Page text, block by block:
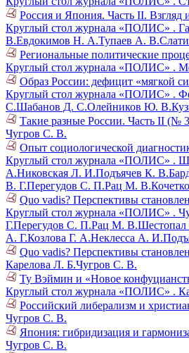
Россия и Япония. Часть II. Взгляд
Круглый стол журнала «ПОЛИС» .
В.Евдокимов Н. А.Тупаев А. В.
Региональные политические
Круглый стол журнала «ПОЛИС» .
Образ России: дефицит «мягкой
Круглый стол журнала «ПОЛИС» .
С.Шабанов Д. С.Олейников Ю. В.
Такие разные России. Часть II (№
Чугров С. В.
Опыт социологической
Круглый стол журнала «ПОЛИС» .
А.Никовская Л. И.Подъячев К. В.
В. Г.Перегудов С. П.Рац М. В.
Quo vadis? Перспективы
Круглый стол журнала «ПОЛИС» .
Г.Перегудов С. П.Рац М. В.Шестопал
А. Г.Козлова Г. А.Неклесса А. И.
Quo vadis? Перспективы
Карелова Л. Б.Чугров С. В.
Ту Вэймин и «Новое
Круглый стол журнала «ПОЛИС» .
Российский либерализм и
Чугров С. В.
Япония: гибридизация и
Чугров С. В.